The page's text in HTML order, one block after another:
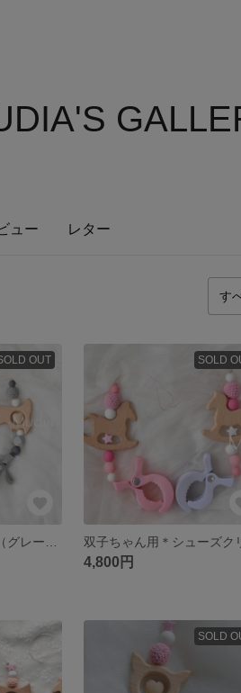
ュー レター
OUT SOLD
4,800円
SOLD